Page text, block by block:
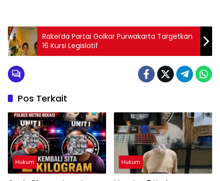
Rakerda Partai Golkar Purwakarta Targetkan
16 Kursi Legislatif
Pos Terkait
Hukum Hukum